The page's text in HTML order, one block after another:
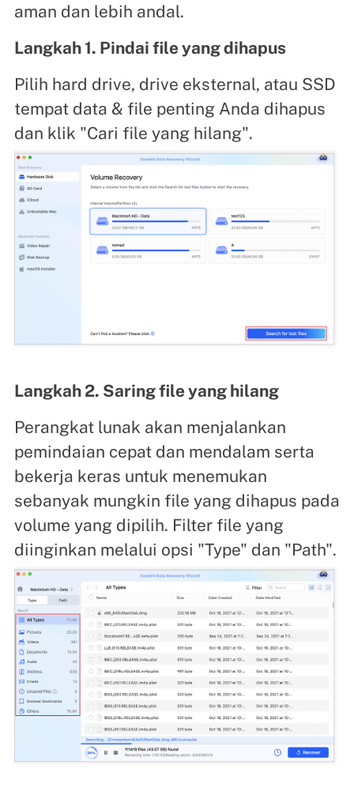
aman dan lebih andal.
Langkah 1. Pindai file yang dihapus
Pilih hard drive, drive eksternal, atau SSD
tempat data & file penting Anda dihapus
dan klik "Cari file yang hilang".
Langkah 2. Saring file yang hilang
Perangkat lunak akan menjalankan
pemindaian cepat dan mendalam serta
bekerja keras untuk menemukan
sebanyak mungkin file yang dihapus pada
volume yang dipilih. Filter file yang
diinginkan melalui opsi "Type" dan "Path".